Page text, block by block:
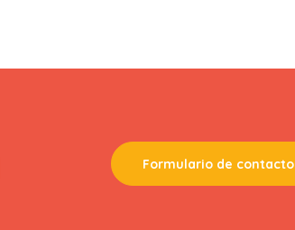
Formulario de contacto